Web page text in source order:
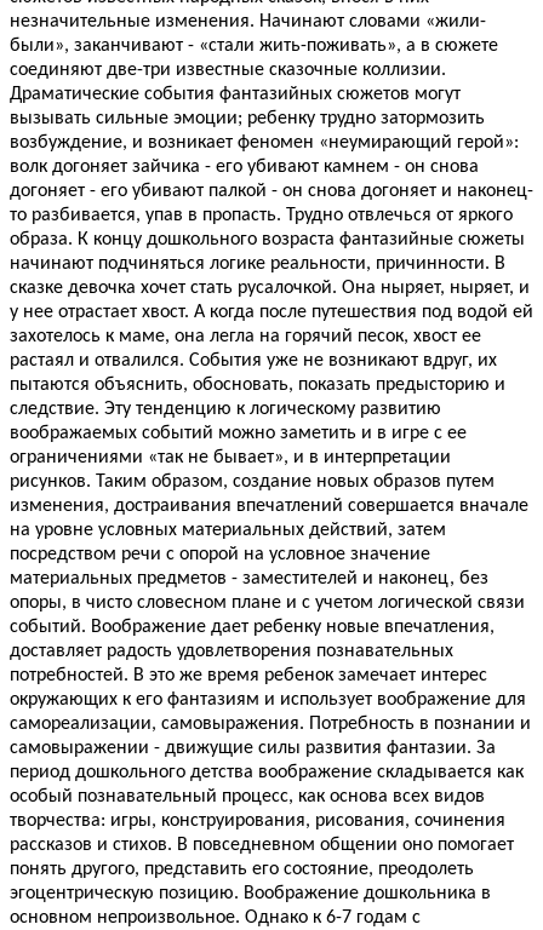
незначительные изменения. Начинают словами «жили-
были», заканчивают - «стали жить-поживать», а в сюжете
соединяют две-три известные сказочные коллизии.
Драматические события фантазийных сюжетов могут
вызывать сильные эмоции; ребенку трудно затормозить
возбуждение, и возникает феномен «неумирающий герой»:
волк догоняет зайчика - его убивают камнем - он снова
догоняет - его убивают палкой - он снова догоняет и наконец-
то разбивается, упав в пропасть. Трудно отвлечься от яркого
образа. К концу дошкольного возраста фантазийные сюжеты
начинают подчиняться логике реальности, причинности. В
сказке девочка хочет стать русалочкой. Она ныряет, ныряет, и
у нее отрастает хвост. А когда после путешествия под водой ей
захотелось к маме, она легла на горячий песок, хвост ее
растаял и отвалился. События уже не возникают вдруг, их
пытаются объяснить, обосновать, показать предысторию и
следствие. Эту тенденцию к логическому развитию
воображаемых событий можно заметить и в игре с ее
ограничениями «так не бывает», и в интерпретации
рисунков. Таким образом, создание новых образов путем
изменения, достраивания впечатлений совершается вначале
на уровне условных материальных действий, затем
посредством речи с опорой на условное значение
материальных предметов - заместителей и наконец, без
опоры, в чисто словесном плане и с учетом логической связи
событий. Воображение дает ребенку новые впечатления,
доставляет радость удовлетворения познавательных
потребностей. В это же время ребенок замечает интерес
окружающих к его фантазиям и использует воображение для
самореализации, самовыражения. Потребность в познании и
самовыражении - движущие силы развития фантазии. За
период дошкольного детства воображение складывается как
особый познавательный процесс, как основа всех видов
творчества: игры, конструирования, рисования, сочинения
рассказов и стихов. В повседневном общении оно помогает
понять другого, представить его состояние, преодолеть
эгоцентрическую позицию. Воображение дошкольника в
основном непроизвольное. Однако к 6-7 годам с